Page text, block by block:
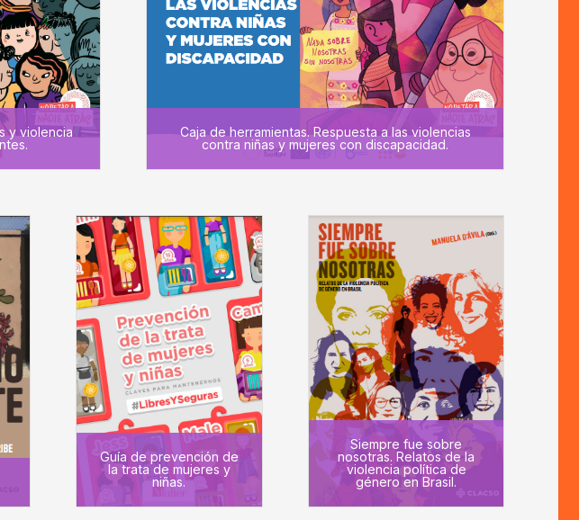
y violencia
Caja de herramientas. Respuesta a las violencias
contra niñas y mujeres con discapacidad.
Guía de prevención de
la trata de mujeres y
niñas.
Siempre fue sobre
nosotras. Relatos de la
violencia política de
género en Brasil.